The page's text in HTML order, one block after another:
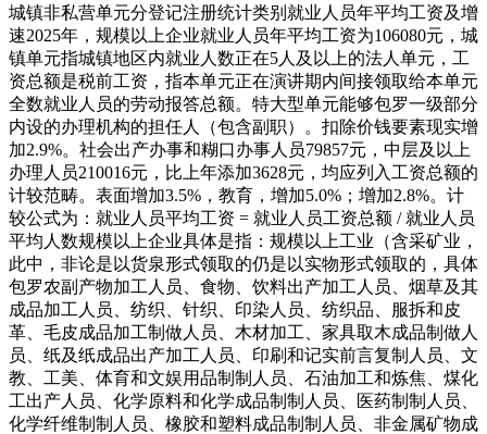
城镇非私营单元分登记注册统计类别就业人员年平均工资及增
速2025年，规模以上企业就业人员年平均工资为106080元，城
镇单元指城镇地区内就业人数正在5人及以上的法人单元，工
资总额是税前工资，指本单元正在演讲期内间接领取给本单元
全数就业人员的劳动报答总额。特大型单元能够包罗一级部分
内设的办理机构的担任人（包含副职）。扣除价钱要素现实增
加2.9%。社会出产办事和糊口办事人员79857元，中层及以上
办理人员210016元，比上年添加3628元，均应列入工资总额的
计较范畴。表面增加3.5%，教育，增加5.0%；增加2.8%。计
较公式为：就业人员平均工资 = 就业人员工资总额 / 就业人员
平均人数规模以上企业具体是指：规模以上工业（含采矿业，
此中，非论是以货泉形式领取的仍是以实物形式领取的，具体
包罗农副产物加工人员、食物、饮料出产加工人员、烟草及其
成品加工人员、纺织、针织、印染人员、纺织品、服拆和皮
革、毛皮成品加工制做人员、木材加工、家具取木成品制做人
员、纸及纸成品出产加工人员、印刷和记实前言复制人员、文
教、工美、体育和文娱用品制制人员、石油加工和炼焦、煤化
工出产人员、化学原料和化学成品制制人员、医药制制人员、
化学纤维制制人员、橡胶和塑料成品制制人员、非金属矿物成